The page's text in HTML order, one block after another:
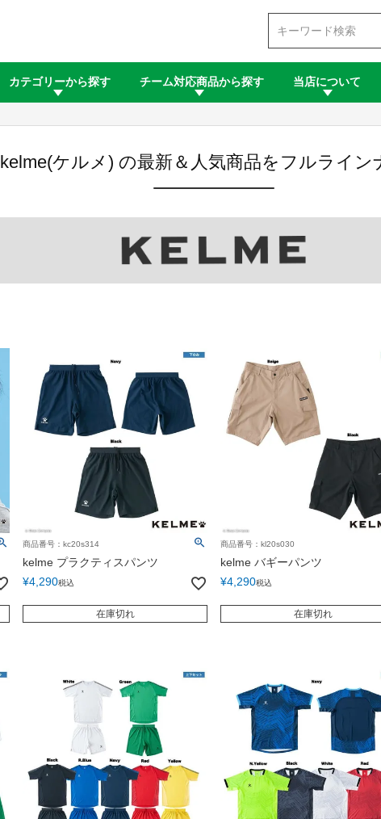
カテゴリーから探す チーム対応商品から探す 当店について
kelme(ケルメ) の最新＆人気商品をフルライン
商品番号：kc20s314
kelme プラクティスパンツ
¥4,290税込
在庫切れ
商品番号：kl20s030
kelme バギーパンツ
¥4,290税込
在庫切れ